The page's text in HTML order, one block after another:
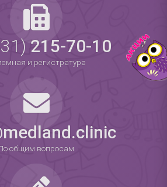
215-70-10
и регистратура
общим вопросам